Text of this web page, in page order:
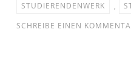
STUDIERENDENWERK
,
SCHREIBE EINEN